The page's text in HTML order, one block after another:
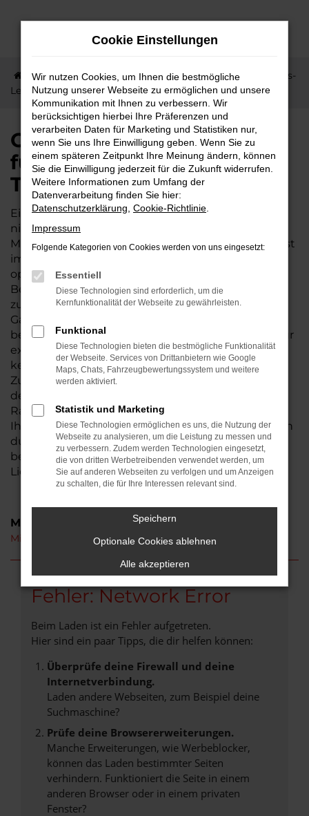
Zum
Startseite Gambach Mitsubishi
Optimale Preis-
Leistung für Gambach - Mitsubishi Tageszulassung
Optimale Preis-Leistung
für Gambach - Mitsubishi
Tageszulassung
Ein Autokauf muss nicht teuer sein – selbst dann
nicht, wenn es sich um einen Neuwagen handelt.
Mit der Mitsubishi Tageszulassung sparen Sie meist
im zweistelligen prozentualen Bereich und
optimieren Ihre Mobilität in Gambach. Die
Besonderheit liegt darin, dass hier ein Neuwagen
zum Preis eines Gebrauchten auf die Straßen von
Gambach und Umgebung gelangt. Wie der Name
bereits sagt, wird die Mitsubishi Tageszulassung für
exakt einen Tag zugelassen und in der Regel
keinen einzigen Kilometer gefahren. Durch die
Zulassung entfällt die Preisbindung gegenüber
dem Hersteller und es lassen sich erstklassige
Rabatte gewährten. Hinzu kommt, dass Sie mit
Ihrer Mitsubishi Tageszulassung direkt in Gambach
durchstarten können, denn die Fahrzeuge sind
bereits konfiguriert und gelangen mit kürzesten
Lieferzeiten zu Ihnen.
Modelle
Mitsubishi Eclipse Cross Tageszulassung Gambach
Fehler: Network Error
Beim Laden ist ein Fehler aufgetreten.
Hier sind ein paar Tipps, die dir helfen können:
Überprüfe deine Firewall und deine
Internetverbindung.
Laden andere Webseiten, zum Beispiel deine
Suchmaschine?
Prüfe deine Browsererweiterungen.
Manche Erweiterungen, wie Werbeblocker,
können das Laden bestimmter Seiten
verhindern. Funktioniert die Seite in einem
anderen Browser oder in einem privaten
Fenster?
Cookie Einstellungen
Wir nutzen Cookies, um Ihnen die bestmögliche
Nutzung unserer Webseite zu ermöglichen und unsere
Kommunikation mit Ihnen zu verbessern. Wir
berücksichtigen hierbei Ihre Präferenzen und
verarbeiten Daten für Marketing und Statistiken nur,
wenn Sie uns Ihre Einwilligung geben. Wenn Sie zu
einem späteren Zeitpunkt Ihre Meinung ändern, können
Sie die Einwilligung jederzeit für die Zukunft widerrufen.
Weitere Informationen zum Umfang der
Datenverarbeitung finden Sie hier:
Datenschutzerklärung Cookie-Richtlinie
Impressum
Folgende Kategorien von Cookies werden von uns eingesetzt:
Essentiell
Diese Technologien sind erforderlich, um die
Kernfunktionalität der Webseite zu gewährleisten.
Funktional
Diese Technologien bieten die bestmögliche Funktionalität
der Webseite. Services von Drittanbietern wie Google
Maps, Chats, Fahrzeugbewertungssystem und weitere
werden aktiviert.
Statistik und Marketing
Diese Technologien ermöglichen es uns, die Nutzung der
Webseite zu analysieren, um die Leistung zu messen und
zu verbessern. Zudem werden Technologien eingesetzt,
die von dritten Werbetreibenden verwendet werden, um
Sie auf anderen Webseiten zu verfolgen und um Anzeigen
zu schalten, die für Ihre Interessen relevant sind.
Speichern
Optionale Cookies ablehnen
Alle akzeptieren